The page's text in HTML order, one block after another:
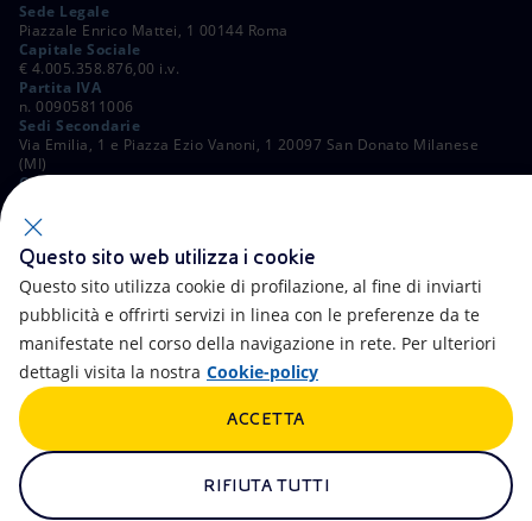
Sede Legale
Piazzale Enrico Mattei, 1 00144 Roma
Capitale Sociale
€ 4.005.358.876,00 i.v.
Partita IVA
n. 00905811006
Sedi Secondarie
Via Emilia, 1 e Piazza Ezio Vanoni, 1 20097 San Donato Milanese
(MI)
C. Fiscale e Registro Imprese di Roma
ALTRI LINK
Accessibilità Calendario
Newsletter Intelligenza artificiale
Truffe e Phishing
Questo sito web utilizza i cookie
Questo sito utilizza cookie di profilazione, al fine di inviarti
pubblicità e offrirti servizi in linea con le preferenze da te
manifestate nel corso della navigazione in rete. Per ulteriori
dettagli visita la nostra Cookie-policy
RIFIUTA TUTTI
ACCETTA